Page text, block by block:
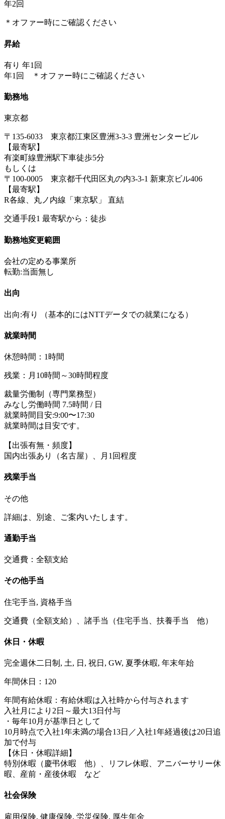
年2回
＊オファー時にご確認ください
昇給
有り 年1回
年1回 ＊オファー時にご確認ください
勤務地
東京都
〒135-6033 東京都江東区豊洲3-3-3 豊洲センタービル
【最寄駅】
有楽町線豊洲駅下車徒歩5分
もしくは
〒100-0005 東京都千代田区丸の内3-3-1 新東京ビル406
【最寄駅】
R各線、丸ノ内線「東京駅」 直結
交通手段1 最寄駅から：徒歩
勤務地変更範囲
会社の定める事業所
転勤:当面無し
出向
出向:有り （基本的にはNTTデータでの就業になる）
就業時間
休憩時間：1時間
残業：月10時間～30時間程度
裁量労働制（専門業務型）
みなし労働時間 7.5時間 / 日
就業時間目安:9:00〜17:30
就業時間は目安です。
【出張有無・頻度】
国内出張あり（名古屋）、月1回程度
残業手当
その他
詳細は、別途、ご案内いたします。
通勤手当
交通費：全額支給
その他手当
住宅手当, 資格手当
交通費（全額支給）、諸手当（住宅手当、扶養手当 他）
休日・休暇
完全週休二日制, 土, 日, 祝日, GW, 夏季休暇, 年末年始
年間休日：120
年間有給休暇：有給休暇は入社時から付与されます
入社月により2日～最大13日付与
・毎年10月が基準日として
10月時点で入社1年未満の場合13日／入社1年経過後は20日追
加で付与
【休日・休暇詳細】
特別休暇（慶弔休暇 他）、リフレ休暇、アニバーサリー休
暇、産前・産後休暇 など
社会保険
雇用保険, 健康保険, 労災保険, 厚生年金